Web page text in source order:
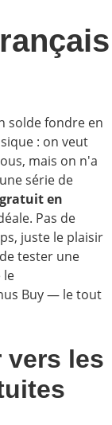
solde fondre en
: on veut
mais on n'a
série de
en
Pas de
juste le plaisir
tester une
le
Buy — le tout
vers les